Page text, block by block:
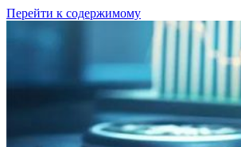
Перейти к содержимому